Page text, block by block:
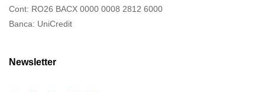
Cont: RO26 BACX 0000 0008 2812 6000
Banca: UniCredit
Newsletter